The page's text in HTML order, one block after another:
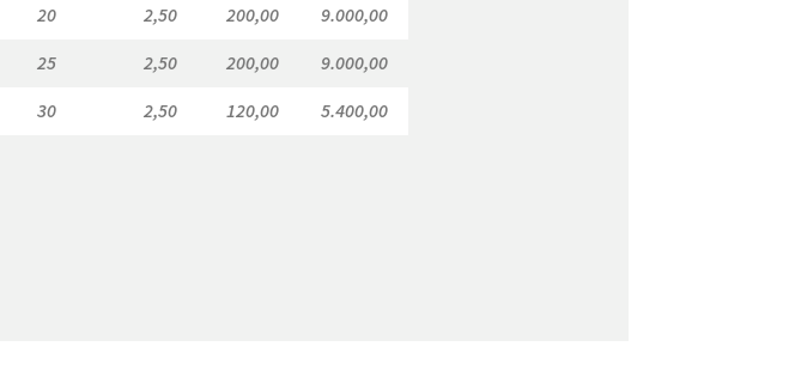
20 2,50 200,00
9.000,00
25 2,50 200,00
9.000,00
30 2,50 120,00 5.400,00